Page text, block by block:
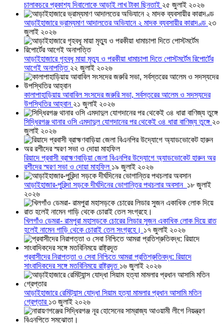
চালাকচরে প্রকাশ্য দিবালোকে আড়াই লাখ টাকা ছিনতাই ২৫ জুলাই ২০২৬
আড়াইহাজারে ভ্রাম্যমাণ আদালতের অভিযানে ২ মাদক ব্যবসায়ীর কারাদণ্ড ২৩
জুলাই ২০২৬
আড়াইহাজারে গৃহবধূ মায়া মৃত্যু ও পরকীয়া ধামাচাপা দিতে পোস্টমর্টেম রিপোর্টের
আগেই অনাপত্তি ২২ জুলাই ২০২৬
কালাপাহাড়িয়ায় আবাবিল সংসদের জরুরি সভা, সর্বস্তরের আলেম ও সদস্যদের
উপস্থিতির আহ্বান ২১ জুলাই ২০২৬
সিদ্ধিরগঞ্জ থানার ওসি এমদাদুল যোগদানের পর থেকেই ৩৪ ধারা বাণিজ্য তুঙ্গে ২০
জুলাই ২০২৬
রিয়াদে প্রবাসী ব্রাহ্মণবাড়িয়া জেলা বিএনপির উদ্যোগে অ্যাডভোকেট হারুন অর
রশীদের স্মরণ সভা ও দোয়া মাহফিল ১৯ জুলাই ২০২৬
আড়াইহাজার-পুরিন্দা সড়কে দীর্ঘদিনের ভোগান্তির পথচলার অবসান ১৮ জুলাই
২০২৬
খিলগাঁও ডেমরা- রামপুরা মহাসড়কে চোরের লিডার সুজন একাধিক লোক দিয়ে রাত
হলেই নামেন গাড়ি থেকে চোরাই তেল সংগ্রহে। ১৭ জুলাই ২০২৬
প্রবাসীদের নিরাপত্তা ও সেবা নিশ্চিতে আমরা প্রতিশ্রুতিবদ্ধ: রিয়াদে
সাংবাদিকদের সঙ্গে মতবিনিময়ে রাষ্ট্রদূত ১৬ জুলাই ২০২৬
আড়াইহাজারে রেমিট্যান্স যোদ্ধা সিয়াম হত্যা মামলার প্রধান আসামি মতিন
গ্রেপ্তার ১৩ জুলাই ২০২৬